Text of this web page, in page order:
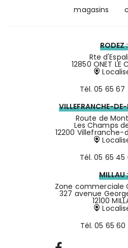
magasins
RODEZ :
Rte
12850 ONET LE
Tél.05 65 67
VILLEFRANCHE-DE-
Route de
Les Champs
12200 Villefranche-
Tél.05 65 45
MILLAU :
Zone commerciale
327 avenue
12100
Tél.05 65 60